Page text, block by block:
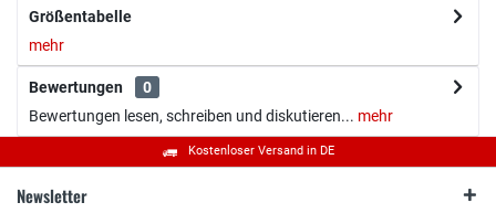
Größentabelle
mehr
Bewertungen
0
Bewertungen lesen, schreiben und diskutieren... mehr
Kostenloser Versand in DE
Newsletter